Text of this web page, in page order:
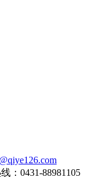
：0431-88981105